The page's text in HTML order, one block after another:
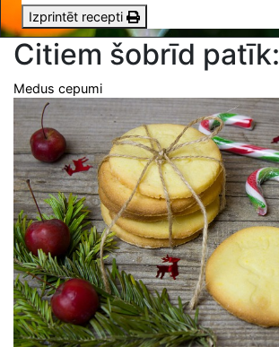
Izprintēt recepti
Citiem šobrīd patīk:
Medus cepumi